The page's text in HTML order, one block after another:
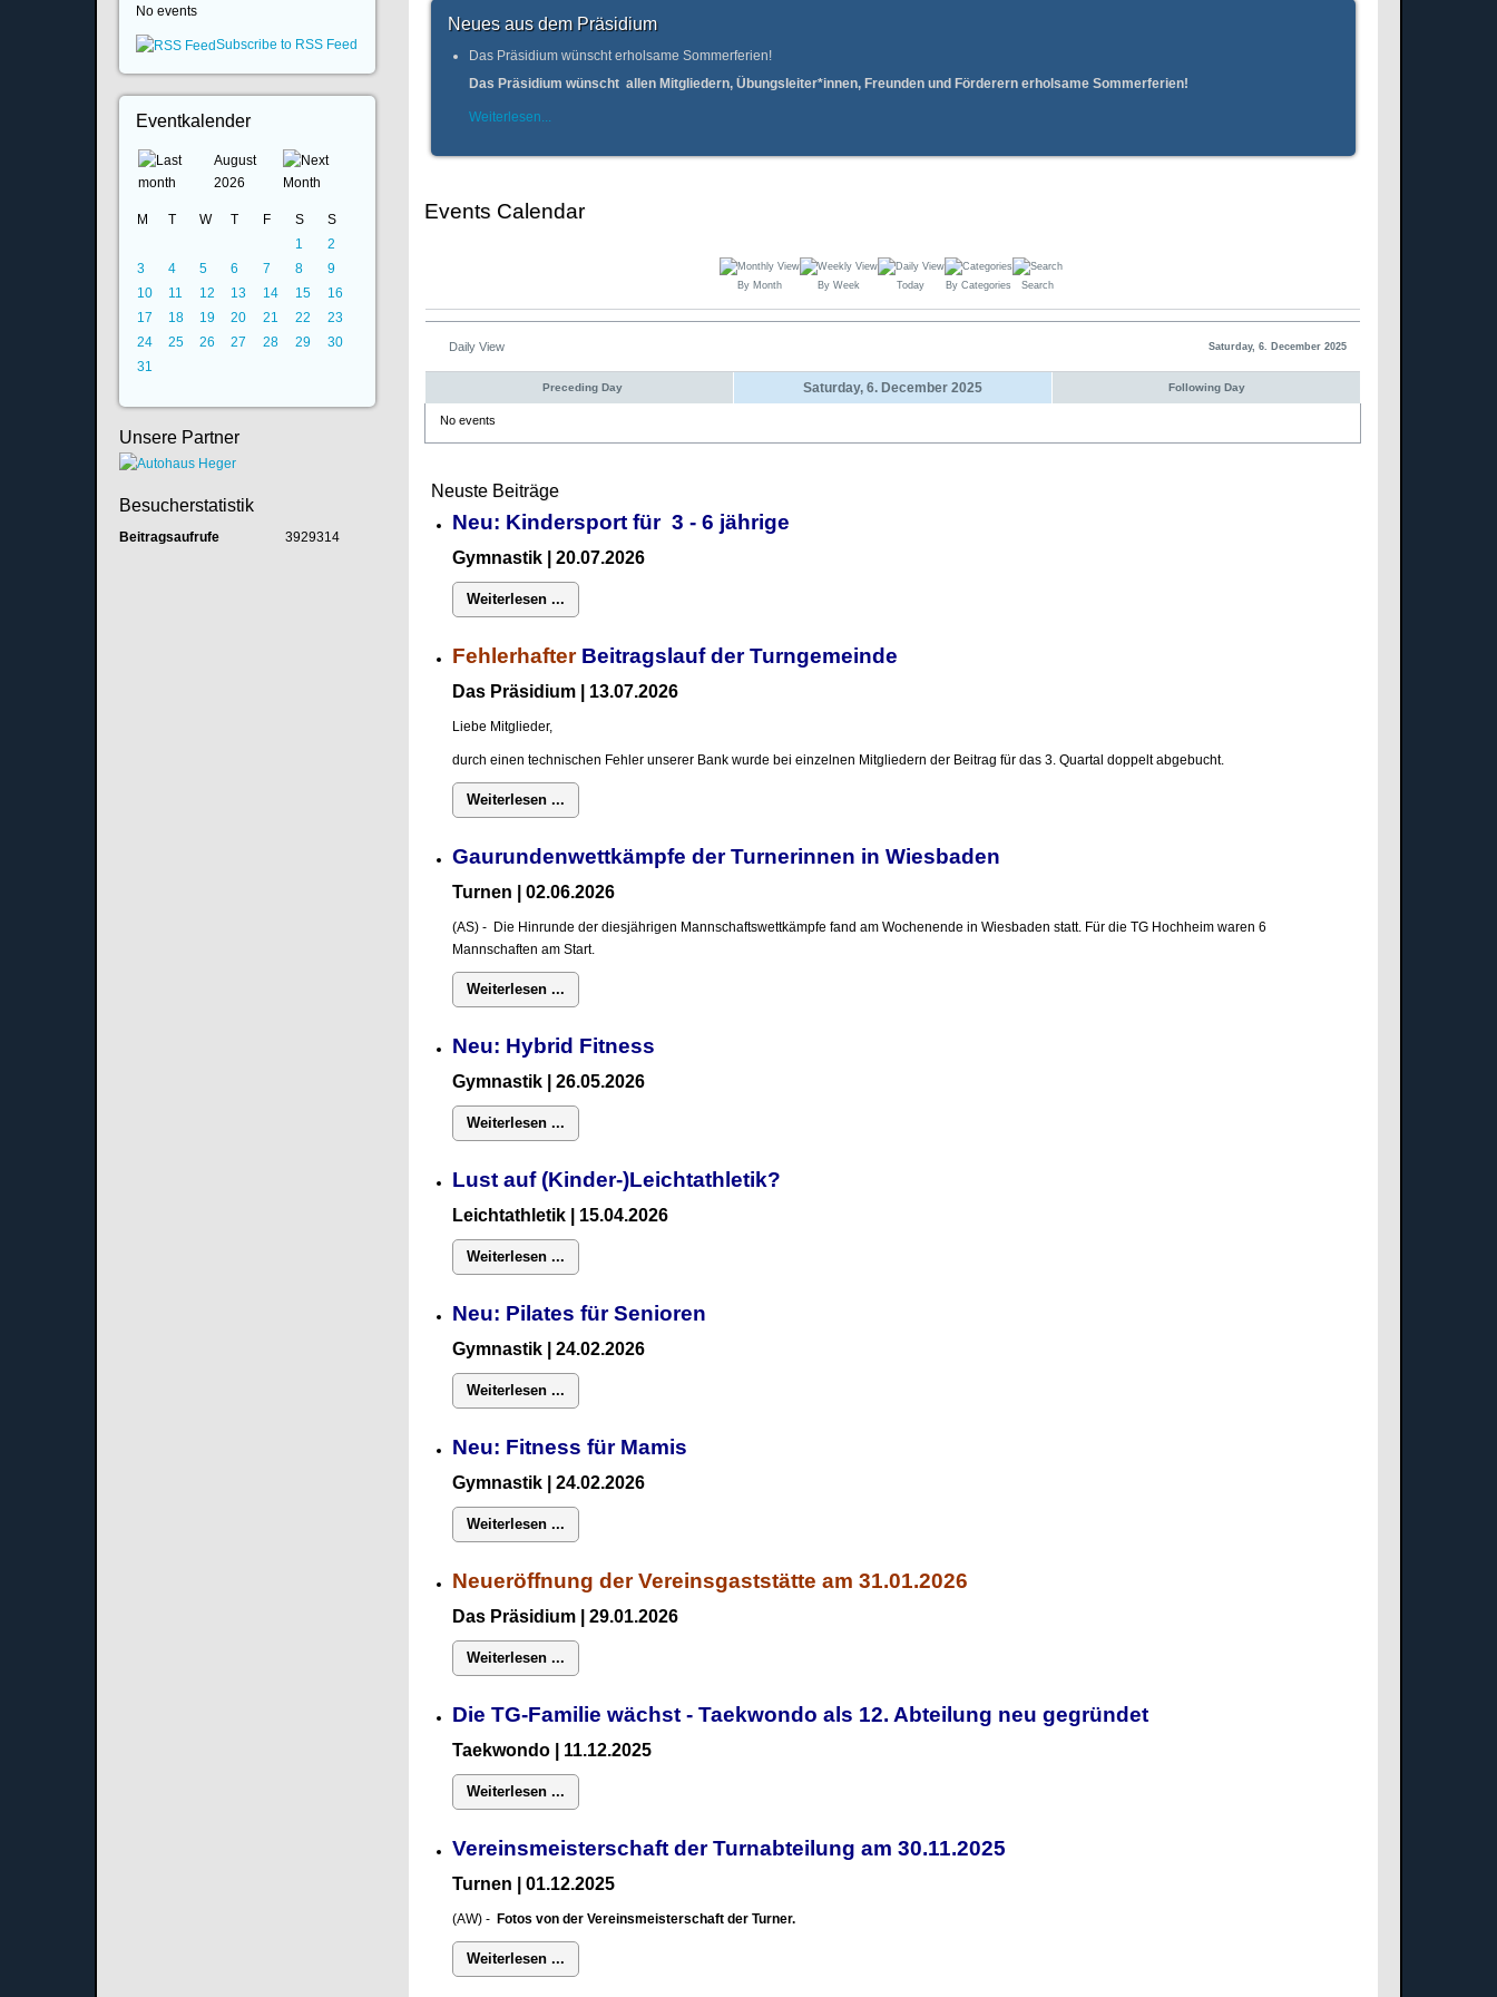
Neues aus dem Präsidium
Das Präsidium wünscht erholsame Sommerferien!
Das Präsidium wünscht allen Mitgliedern, Übungsleiter*innen, Freunden und Förderern erholsame Sommerferien!
Weiterlesen...
Events Calendar
By Month By Week Today By Categories Search
Daily View Saturday, 6. December 2025
Preceding Day Saturday, 6. December 2025 Following Day
No events
Neuste Beiträge
Neu: Kindersport für 3 - 6 jährige
Gymnastik | 20.07.2026
Weiterlesen ...
FehlerhafterBeitragslauf der Turngemeinde
Das Präsidium | 13.07.2026
Liebe Mitglieder,
durch einen technischen Fehler unserer Bank wurde bei einzelnen Mitgliedern der Beitrag für das 3. Quartal doppelt abgebucht.
Weiterlesen ...
Gaurundenwettkämpfe der Turnerinnen in Wiesbaden
Turnen | 02.06.2026
(AS) - Die Hinrunde der diesjährigen Mannschaftswettkämpfe fand am Wochenende in Wiesbaden statt. Für die TG Hochheim waren 6
Mannschaften am Start.
Weiterlesen ...
Neu: Hybrid Fitness
Gymnastik | 26.05.2026
Weiterlesen ...
Lust auf (Kinder-)Leichtathletik?
Leichtathletik | 15.04.2026
Weiterlesen ...
Neu: Pilates für Senioren
Gymnastik | 24.02.2026
Weiterlesen ...
Neu: Fitness für Mamis
Gymnastik | 24.02.2026
Weiterlesen ...
Neueröffnung der Vereinsgaststätte am 31.01.2026
Das Präsidium | 29.01.2026
Weiterlesen ...
Die TG-Familie wächst - Taekwondo als 12. Abteilung neu gegründet
Taekwondo | 11.12.2025
Weiterlesen ...
Vereinsmeisterschaft der Turnabteilung am 30.11.2025
Turnen | 01.12.2025
(AW) -Fotos von der Vereinsmeisterschaft der Turner.
Weiterlesen ...
No events
Subscribe to RSS Feed
Eventkalender
August
2026
M T W T F S
S
1
2
3
4 5 6 7 8
9
10
11 12 13 14 15
16
17
18 19 20 21 22
23
24
25 26 27 28 29
30
31
Unsere Partner
Besucherstatistik
Beitragsaufrufe 3929314